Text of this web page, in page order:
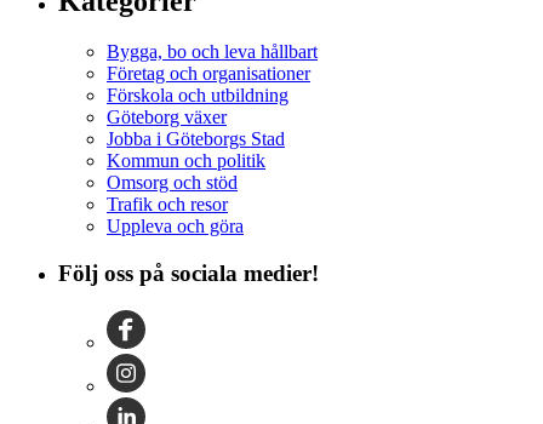
Bygga, bo och leva hållbart
Företag och organisationer
Förskola och utbildning
Göteborg växer
Jobba i Göteborgs Stad
Kommun och politik
Omsorg och stöd
Trafik och resor
Uppleva och göra
Följ oss på sociala medier!